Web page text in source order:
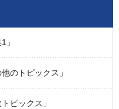
」
のトピックス」
ピックス」